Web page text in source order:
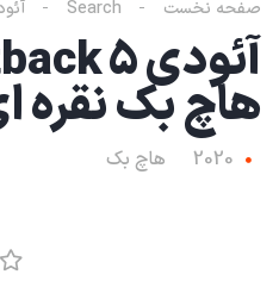
صفحه نخست Search
هاچ بک نقره
2020 هاچ بک